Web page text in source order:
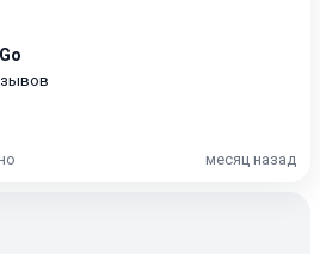
месяц назад